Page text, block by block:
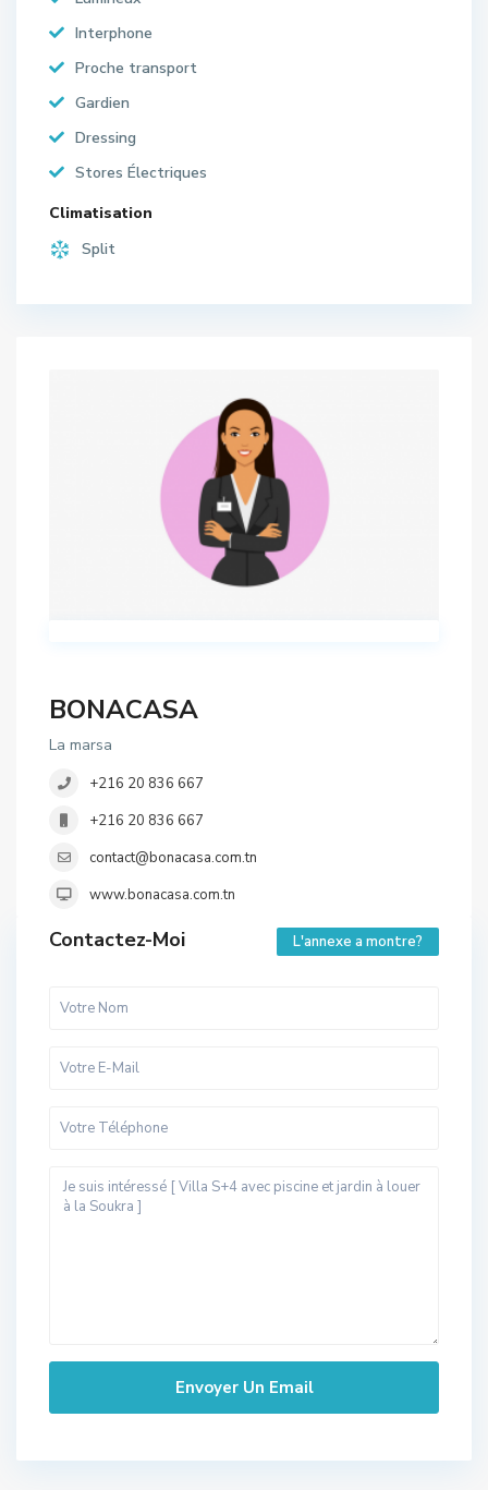
Interphone
Proche transport
Gardien
Dressing
Stores Électriques
Climatisation
Split
BONACASA
La marsa
+216 20 836 667
+216 20 836 667
contact@bonacasa.com.tn
www.bonacasa.com.tn
Contactez-Moi L'annexe a montre?